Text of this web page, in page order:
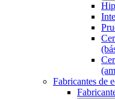
Fabricantes de